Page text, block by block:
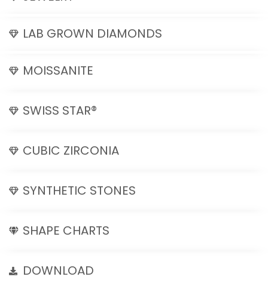
LAB GROWN DIAMONDS
MOISSANITE
SWISS STAR®
CUBIC ZIRCONIA
SYNTHETIC STONES
SHAPE CHARTS
DOWNLOAD